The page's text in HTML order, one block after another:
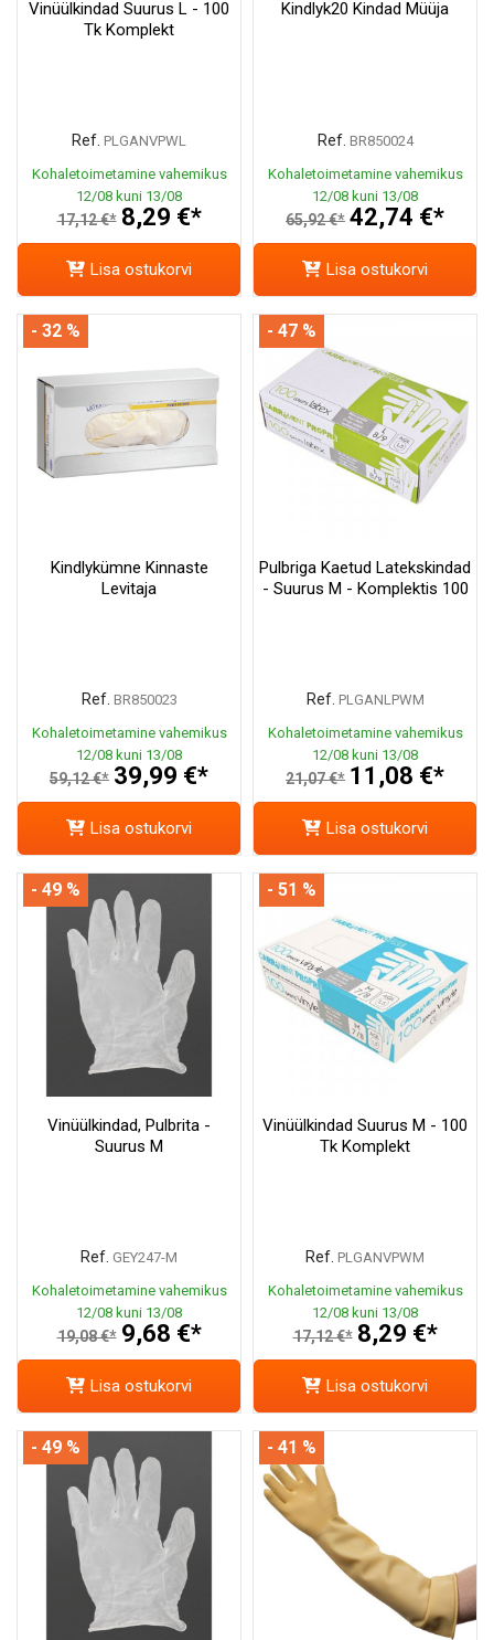
Vinüülkindad Suurus L - 100
Tk Komplekt
Ref. PLGANVPWL
Kohaletoimetamine vahemikus
12/08 kuni 13/08
17,12 €* 8,29 €*
Lisa ostukorvi
Kindlyk20 Kindad Müüja
Ref. BR850024
Kohaletoimetamine vahemikus
12/08 kuni 13/08
65,92 €* 42,74 €*
Lisa ostukorvi
Kindlykümne Kinnaste
Levitaja
Ref. BR850023
Kohaletoimetamine vahemikus
12/08 kuni 13/08
59,12 €* 39,99 €*
- 32 %
Lisa ostukorvi
Pulbriga Kaetud Latekskindad
- Suurus M - Komplektis 100
Ref. PLGANLPWM
Kohaletoimetamine vahemikus
12/08 kuni 13/08
21,07 €* 11,08 €*
- 47 %
Lisa ostukorvi
Vinüülkindad, Pulbrita -
Suurus M
Ref. GEY247-M
Kohaletoimetamine vahemikus
12/08 kuni 13/08
19,08 €* 9,68 €*
- 49 %
Lisa ostukorvi
Vinüülkindad Suurus M - 100
Tk Komplekt
Ref. PLGANVPWM
Kohaletoimetamine vahemikus
12/08 kuni 13/08
17,12 €* 8,29 €*
- 51 %
Lisa ostukorvi
- 49 % - 41 %